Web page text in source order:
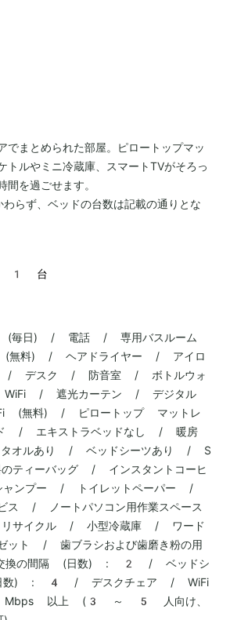
でまとめられた部屋。ピロートップマッ
トルやミニ冷蔵庫、スマートTVがそろっ
間を過ごせます。
らず、ベッドの台数は記載の通りとな
ド 1 台
毎日) / 電話 / 専用バスルーム
(無料) / ヘアドライヤー / アイロ
/ デスク / 防音室 / ボトルウォ
/ 遮光カーテン / デジタル
(無料) / ピロートップ マットレ
/ エキストラベッドなし / 暖房
オルあり / ベッドシーツあり / S
ィーバッグ / インスタントコーヒ
プー / トイレットペーパー /
ビス / ノートパソコン用作業スペース
イクル / 小型冷蔵庫 / ワード
ゼット / 歯ブラシおよび歯磨き粉の用
換の間隔 (日数) : 2 / ベッドシ
(日数) : 4 / デスクチェア / WiFi
以上 (3 ～ 5 人向け、